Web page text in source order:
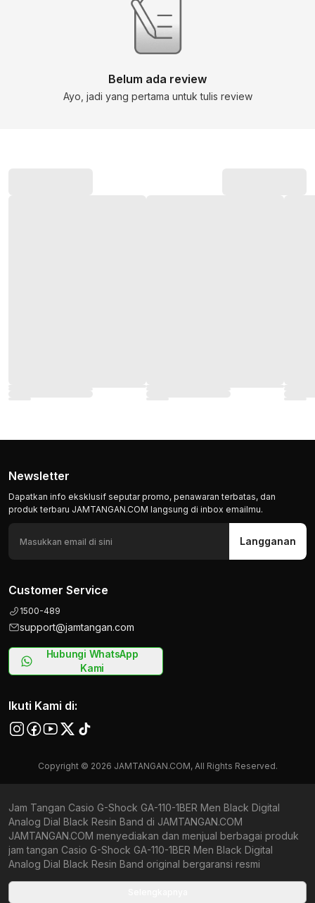
Newsletter
Dapatkan info eksklusif seputar promo, penawaran terbatas, dan
produk terbaru JAMTANGAN.COM langsung di inbox emailmu.
Langganan
Customer Service
1500-489
support@jamtangan.com
Hubungi WhatsApp
Kami
Ikuti Kami di:
Copyright © 2026 JAMTANGAN.COM, All Rights Reserved.
Jam Tangan Casio G-Shock GA-110-1BER Men Black Digital
Analog Dial Black Resin Band di JAMTANGAN.COM
JAMTANGAN.COM menyediakan dan menjual berbagai produk
jam tangan Casio G-Shock GA-110-1BER Men Black Digital
Analog Dial Black Resin Band original bergaransi resmi
Belum ada review
Ayo, jadi yang pertama untuk tulis review